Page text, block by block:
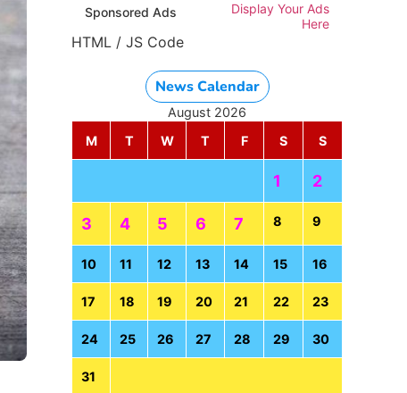
Sponsored Ads
Display Your Ads
Here
HTML / JS Code
News Calendar
August 2026
M
T W T F S S
1 2
3 4 5 6 7 8 9
10 11 12 13 14 15 16
17 18 19 20 21 22 23
24 25 26 27 28 29 30
31